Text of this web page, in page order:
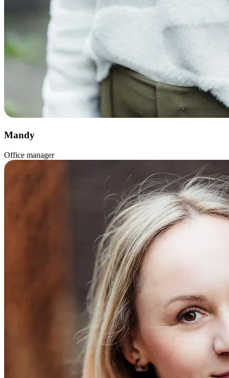
Mandy
Office manager